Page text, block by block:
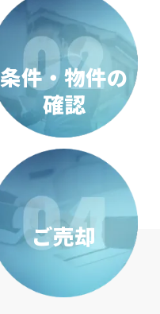
条件・物件の
確認
ご売却